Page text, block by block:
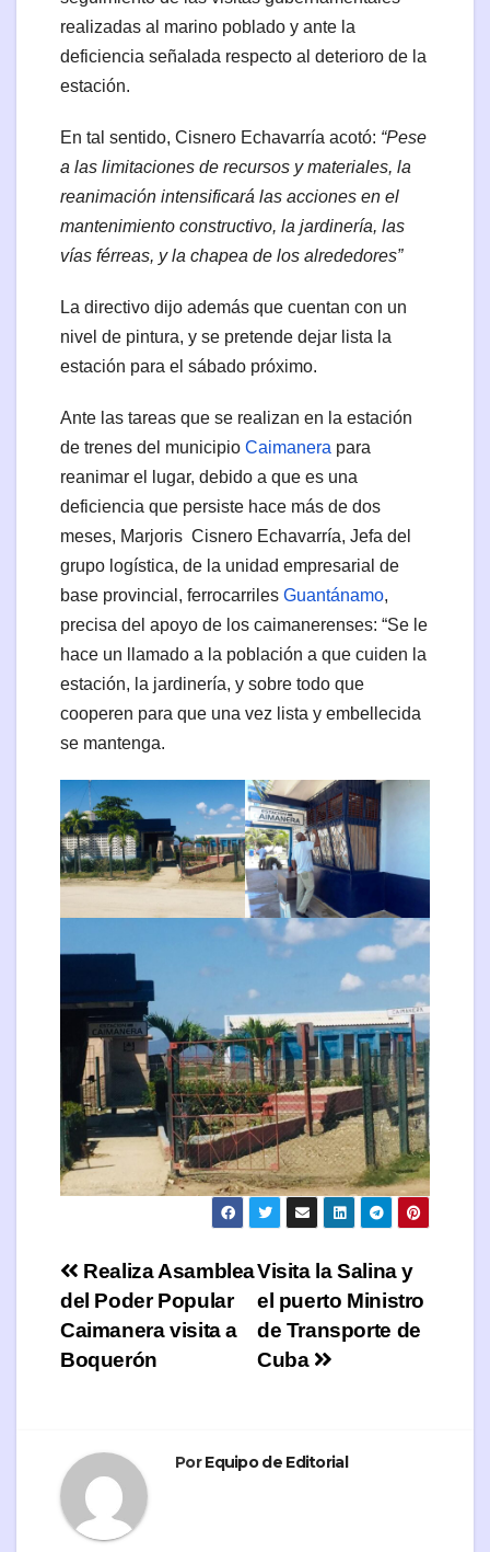
realizadas al marino poblado y ante la
deficiencia señalada respecto al deterioro de la
estación.
En tal sentido, Cisnero Echavarría acotó: “Pese
a las limitaciones de recursos y materiales, la
reanimación intensificará las acciones en el
mantenimiento constructivo, la jardinería, las
vías férreas, y la chapea de los alrededores”
La directivo dijo además que cuentan con un
nivel de pintura, y se pretende dejar lista la
estación para el sábado próximo.
Ante las tareas que se realizan en la estación
de trenes del municipio Caimanera para
reanimar el lugar, debido a que es una
deficiencia que persiste hace más de dos
meses, Marjoris Cisnero Echavarría, Jefa del
grupo logística, de la unidad empresarial de
base provincial, ferrocarriles Guantánamo,
precisa del apoyo de los caimanerenses: “Se le
hace un llamado a la población a que cuiden la
estación, la jardinería, y sobre todo que
cooperen para que una vez lista y embellecida
se mantenga.
Navegación
de
entradas
Visita la Salina y
el puerto Ministro
de Transporte de
Cuba
Realiza Asamblea
del Poder Popular
Caimanera visita a
Boquerón
PorEquipo de Editorial